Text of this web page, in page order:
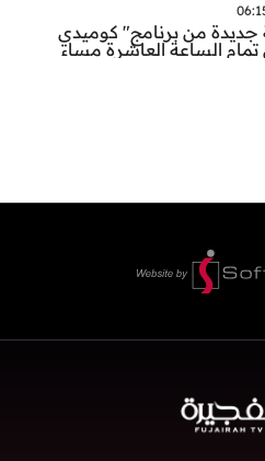
جديدة من برنامج" كوميدي
الساعة العاشرة مساء